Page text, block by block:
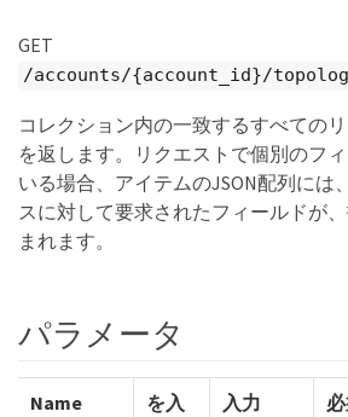
GET
/accounts/{account_id}/
コレクション内の一致するすべての
を返します。リクエストで個別のフ
いる場合、アイテムのJSON配列には
スに対して要求されたフィールドが
まれます。
パラメータ
Name
を入
入力